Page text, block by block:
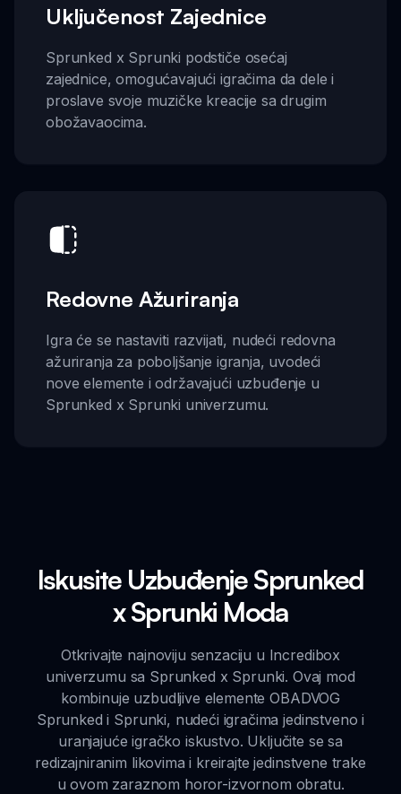
Uključenost Zajednice
Sprunked x Sprunki podstiče osećaj
zajednice, omogućavajući igračima da dele i
proslave svoje muzičke kreacije sa drugim
obožavaocima.
Redovne Ažuriranja
Igra će se nastaviti razvijati, nudeći redovna
ažuriranja za poboljšanje igranja, uvodeći
nove elemente i održavajući uzbuđenje u
Sprunked x Sprunki univerzumu.
Iskusite Uzbuđenje Sprunked
x Sprunki Moda
Otkrivajte najnoviju senzaciju u Incredibox
univerzumu sa Sprunked x Sprunki. Ovaj mod
kombinuje uzbudljive elemente OBADVOG
Sprunked i Sprunki, nudeći igračima jedinstveno i
uranjajuće igračko iskustvo. Uključite se sa
redizajniranim likovima i kreirajte jedinstvene trake
u ovom zaraznom horor-izvornom obratu.